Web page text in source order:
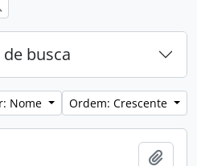
busca
Nome Ordem: Crescente